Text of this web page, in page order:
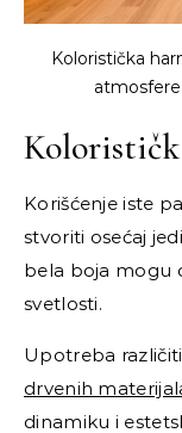
Koloristička
Korišćenje iste
stvoriti osećaj
bela boja mogu
svetlosti.
Upotreba
drvenih
dinamiku i